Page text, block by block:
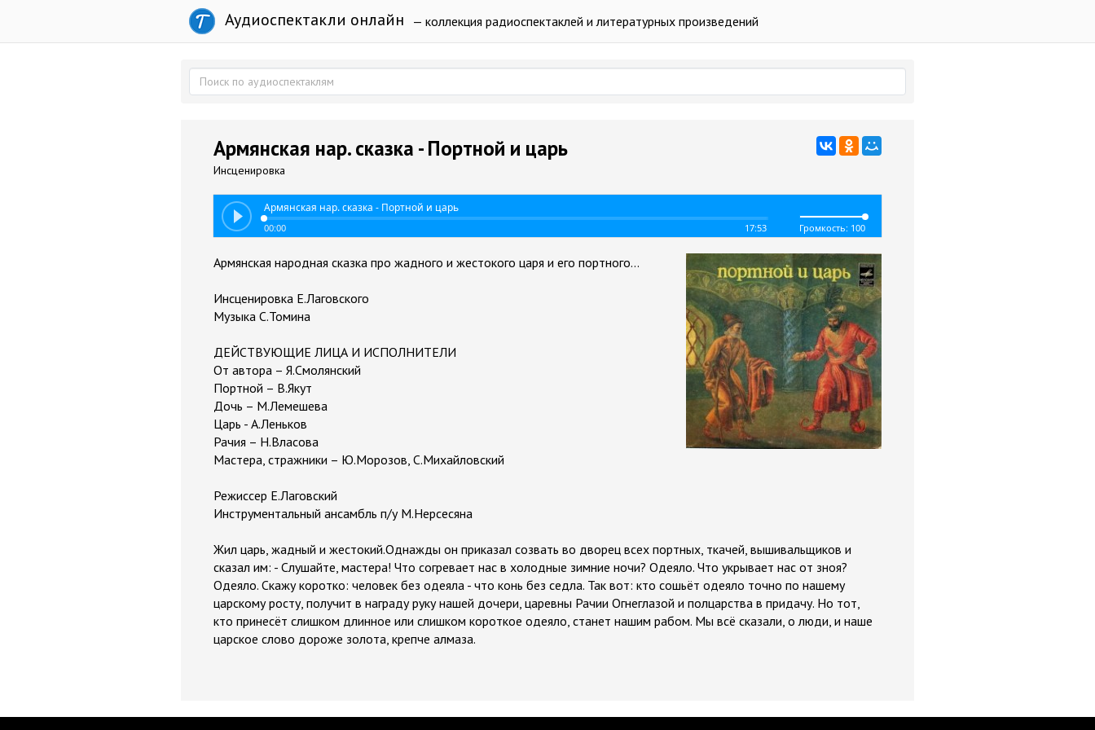
Аудиоспектакли онлайн — коллекция радиоспектаклей и литературных произведений
Армянская нар. сказка - Портной и царь
Инсценировка
Армянская нар. сказка - Портной и царь
00:00 17:53 Громкость: 100
Армянская народная сказка про жадного и жестокого царя и его портного...
Инсценировка Е.Лаговского
Музыка С.Томина
ДЕЙСТВУЮЩИЕ ЛИЦА И ИСПОЛНИТЕЛИ
От автора – Я.Смолянский
Портной – В.Якут
Дочь – М.Лемешева
Царь - А.Леньков
Рачия – Н.Власова
Мастера, стражники – Ю.Морозов, С.Михайловский
Режиссер Е.Лаговский
Инструментальный ансамбль п/у М.Нерсесяна
Жил царь, жадный и жестокий.Однажды он приказал созвать во дворец всех портных, ткачей, вышивальщиков и
сказал им: - Слушайте, мастера! Что согревает нас в холодные зимние ночи? Одеяло. Что укрывает нас от зноя?
Одеяло. Скажу коротко: человек без одеяла - что конь без седла. Так вот: кто сошьёт одеяло точно по нашему
царскому росту, получит в награду руку нашей дочери, царевны Рачии Огнеглазой и полцарства в придачу. Но тот,
кто принесёт слишком длинное или слишком короткое одеяло, станет нашим рабом. Мы всё сказали, о люди, и наше
царское слово дороже золота, крепче алмаза.